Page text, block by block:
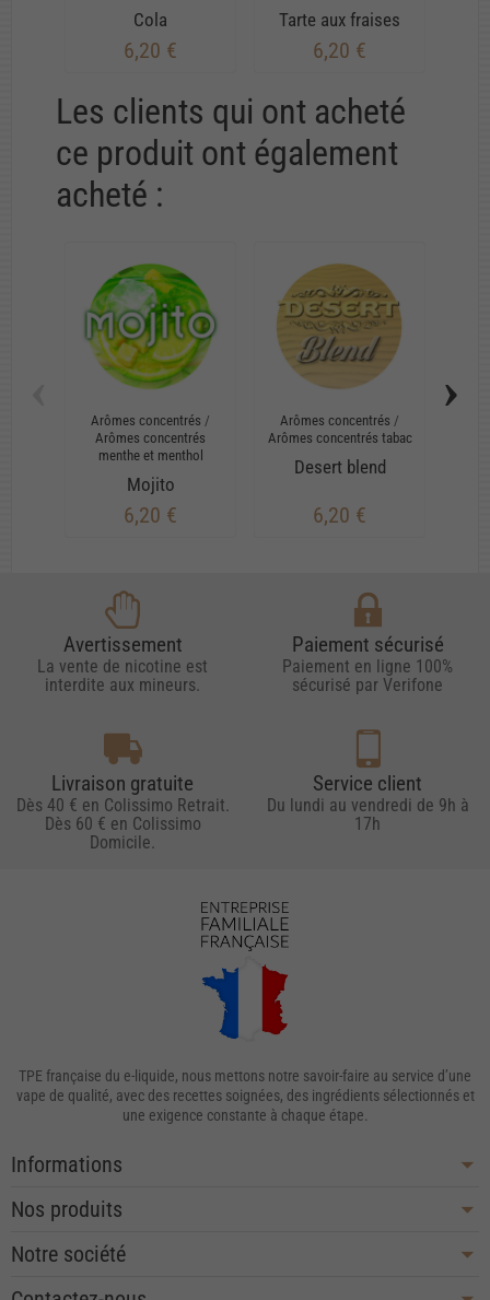
Cola
6,20 €
Tarte aux fraises
6,20 €
Les clients qui ont acheté
ce produit ont également
acheté :
Arômes concentrés /
Arômes concentrés
menthe et menthol
Mojito
6,20 €
Arômes concentrés /
Arômes concentrés tabac
Desert blend
6,20 €
›
Avertissement
La vente de nicotine est
interdite aux mineurs.
Paiement sécurisé
Paiement en ligne 100%
sécurisé par Verifone
Livraison gratuite
Dès 40 € en Colissimo Retrait.
Dès 60 € en Colissimo
Domicile.
Service client
Du lundi au vendredi de 9h à
17h
TPE française du e-liquide, nous mettons notre savoir-faire au service d’une
vape de qualité, avec des recettes soignées, des ingrédients sélectionnés et
une exigence constante à chaque étape.
Informations
Nos produits
Notre société